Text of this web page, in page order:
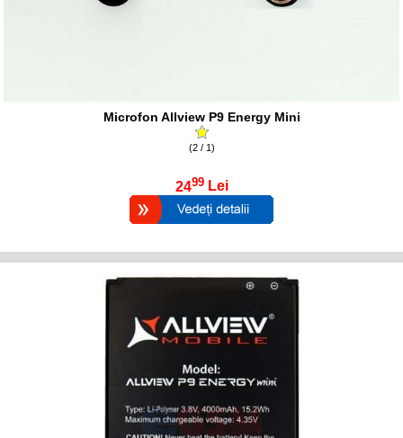
Microfon Allview P9 Energy Mini
(2 / 1)
2499 Lei